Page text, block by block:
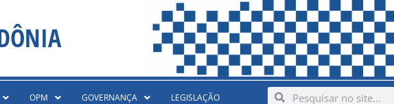
OPM GOVERNANÇA LEGISLAÇÃO SearchSearch